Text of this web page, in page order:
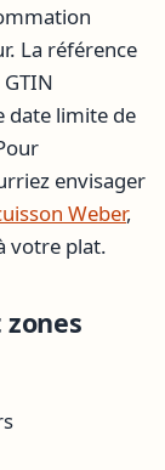
La référence
date limite de
envisager
Weber,
votre plat.